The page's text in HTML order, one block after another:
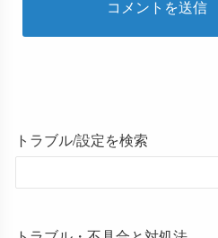
トラブル/設定を検索